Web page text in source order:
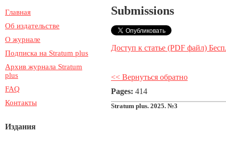
Главная
Об издательстве
О журнале
Подписка на Stratum plus
Архив журнала Stratum
plus
FAQ
Контакты
Издания
Submissions
Доступ к статье (PDF файл)
<< Вернуться обратно
Pages: 414
Stratum plus. 2025. №3